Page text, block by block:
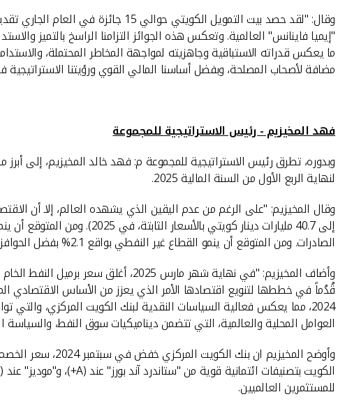
وقال: "لقد حصد بيت التمويل
ما يعكس قدراته الاستباقية وجاهزيته لمواجهة المخاطر المحتملة،
مضافة لأصحاب المصلحة، وبفضل أساسنا المالي القوي ورؤيتنا الاستراتيجية
فهد المخيزيم- رئيس الاستراتيجية للمجموعة
وبدوره، تطرق رئيس الاستراتيجية للمجموعة م: فهد خالد المخيزيم، إلى
لنهاية الربع الأول من السنة المالية 2025.
الصادرات. ومن المتوقع أن ينمو القطاع غير النفطي بواقع 2.1% بفضل الحوافز المالية التي تؤثر إيجاباً على النمو الاقتصادي."
2024، مما يعكس فعالية السياسات النقدية لبنك الكويت المركزي،
العوامل المحلية والعالمية، التي تتضمن ديناميكيات سوق النفط، والسياسة
للمستثمرين العالميين.